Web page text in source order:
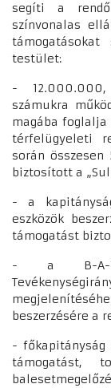
segíti a
színvonalas
testület:
-
számukra
magába
térfelügyeleti
során
biztosított a
- a
eszközök
támogatást
- a B-A-Z
beszerzésére a
- főkapitányság
támogatást,